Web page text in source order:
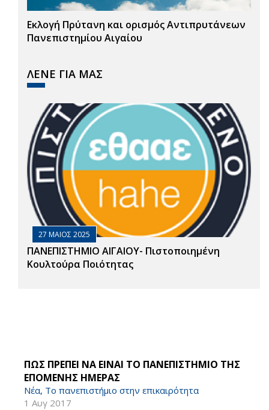
Εκλογή Πρύτανη και ορισμός Αντιπρυτάνεων
Πανεπιστημίου Αιγαίου
ΛΕΝΕ ΓΙΑ ΜΑΣ
27 ΜΑΙΟΣ 2025
ΠΑΝΕΠΙΣΤΗΜΙΟ ΑΙΓΑΙΟΥ- Πιστοποιημένη
Κουλτούρα Ποιότητας
ΠΩΣ ΠΡΕΠΕΙ ΝΑ ΕΙΝΑΙ ΤΟ ΠΑΝΕΠΙΣΤΗΜΙΟ ΤΗΣ
ΕΠΟΜΕΝΗΣ ΗΜΕΡΑΣ
Νέα, Το πανεπιστήμιο στην επικαιρότητα
1 Αυγ 2017